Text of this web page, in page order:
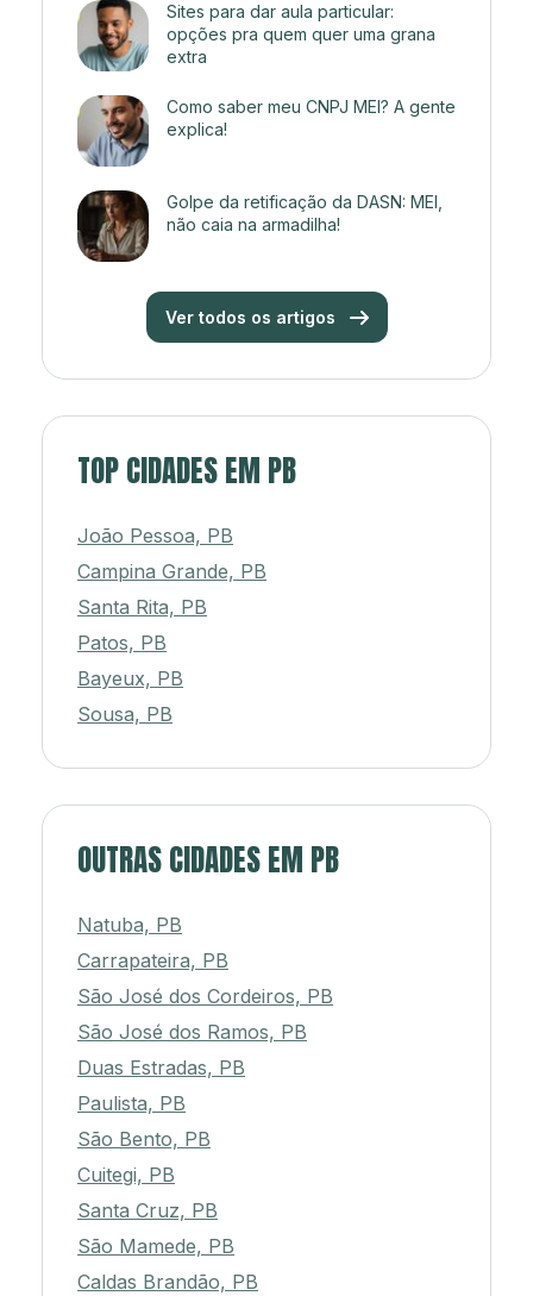
Sites para dar aula particular:
opções pra quem quer uma grana
extra
Como saber meu CNPJ MEI? A gente
explica!
Golpe da retificação da DASN: MEI,
não caia na armadilha!
Ver todos os artigos
TOP CIDADES EM PB
João Pessoa, PB
Campina Grande, PB
Santa Rita, PB
Patos, PB
Bayeux, PB
Sousa, PB
OUTRAS CIDADES EM PB
Natuba, PB
Carrapateira, PB
São José dos Cordeiros, PB
São José dos Ramos, PB
Duas Estradas, PB
Paulista, PB
São Bento, PB
Cuitegi, PB
Santa Cruz, PB
São Mamede, PB
Caldas Brandão, PB